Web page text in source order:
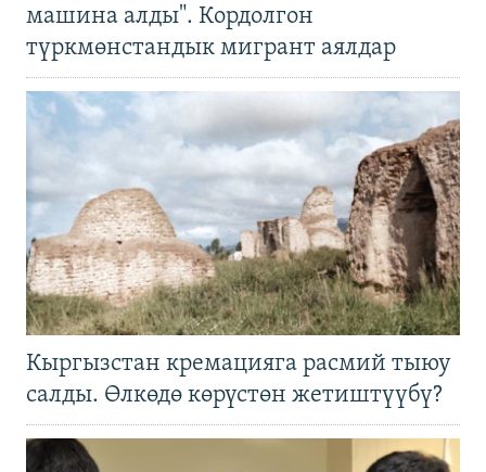
машина алды". Кордолгон
түркмөнстандык мигрант аялдар
Кыргызстан кремацияга расмий тыюу
салды. Өлкөдө көрүстөн жетиштүүбү?